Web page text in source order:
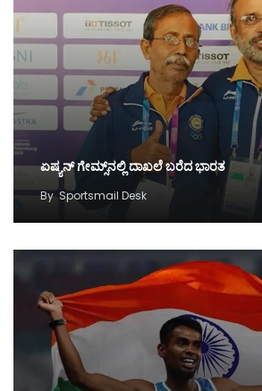
ಏಷ್ಯನ್ ಗೇಮ್ಸ್‌ನಲ್ಲಿ ದಾಖಲೆ ಬರೆದ ಭಾರತ
By Sportsmail Desk